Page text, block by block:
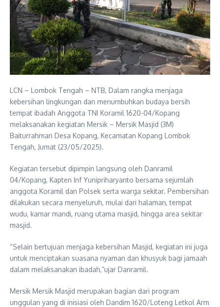
LCN – Lombok Tengah – NTB, Dalam rangka menjaga
kebersihan lingkungan dan menumbuhkan budaya bersih
tempat ibadah Anggota TNI Koramil 1620-04/Kopang
melaksanakan kegiatan Mersik – Mersik Masjid (3M)
Baiturrahman Desa Kopang, Kecamatan Kopang Lombok
Tengah, Jumat (23/05/2025).
Kegiatan tersebut dipimpin langsung oleh Danramil
04/Kopang, Kapten Inf Yunipriharyanto bersama sejumlah
anggota Koramil dan Polsek serta warga sekitar. Pembersihan
dilakukan secara menyeluruh, mulai dari halaman, tempat
wudu, kamar mandi, ruang utama masjid, hingga area sekitar
masjid.
“Selain bertujuan menjaga kebersihan Masjid, kegiatan ini juga
untuk menciptakan suasana nyaman dan khusyuk bagi jamaah
dalam melaksanakan ibadah,”ujar Danramil.
Mersik Mersik Masjid merupakan bagian dari program
unggulan yang di inisiasi oleh Dandim 1620/Loteng Letkol Arm